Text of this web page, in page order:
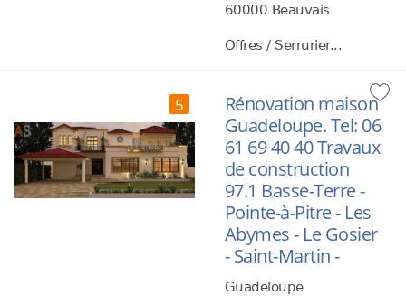
60000 Beauvais
Offres / Serrurier...
5
Rénovation maison
Guadeloupe. Tel: 06
61 69 40 40 Travaux
de construction
97.1 Basse-Terre -
Pointe-à-Pitre - Les
Abymes - Le Gosier
- Saint-Martin -
Guadeloupe